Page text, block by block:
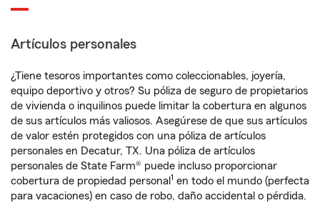
Artículos personales
¿Tiene tesoros importantes como coleccionables, joyería,
equipo deportivo y otros? Su póliza de seguro de propietarios
de vivienda o inquilinos puede limitar la cobertura en algunos
de sus artículos más valiosos. Asegúrese de que sus artículos
de valor estén protegidos con una póliza de artículos
personales en Decatur, TX. Una póliza de artículos
personales de State Farm® puede incluso proporcionar
cobertura de propiedad personal 1 en todo el mundo (perfecta
para vacaciones) en caso de robo, daño accidental o pérdida.